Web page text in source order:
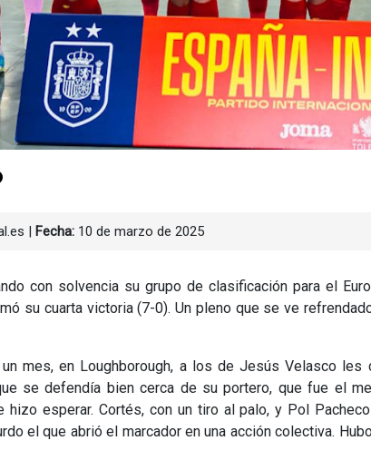
Fecha: 10 de marzo de 2025
con solvencia su grupo de clasificación para el
su cuarta victoria (7-0). Un pleno que se ve
mes, en Loughborough, a los de Jesús Velasco
se defendía bien cerca de su portero, que fue el
hizo esperar. Cortés, con un tiro al palo, y Pol
el que abrió el marcador en una acción colectiva.